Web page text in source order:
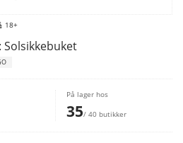
18+
Solsikkebuket
På lager hos
35/ 40 butikker